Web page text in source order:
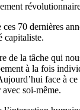
70 dernières
capitaliste.
de la tâche qui
à la fois
face à
soi-même.